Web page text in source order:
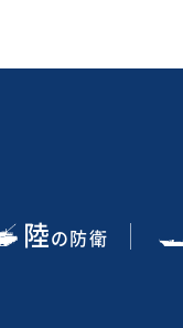
陸の防衛